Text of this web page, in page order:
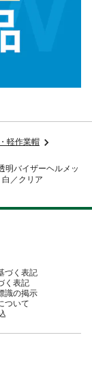
軽作業帽
明バイザーヘルメッ
／クリア
づく表記
く表記
識の掲示
ついて